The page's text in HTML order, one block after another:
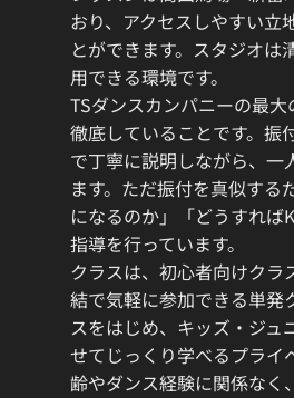
おり、アクセスしやすい立
とができます。スタジオは
用できる環境です。
TSダンスカンパニーの最
徹底していることです。振
で丁寧に説明しながら、一
ます。ただ振付を真似する
になるのか」「どうすれば
指導を行っています。
クラスは、初心者向けク
結で気軽に参加できる単発
スをはじめ、キッズ・ジュ
せてじっくり学べるプライ
齢やダンス経験に関係なく